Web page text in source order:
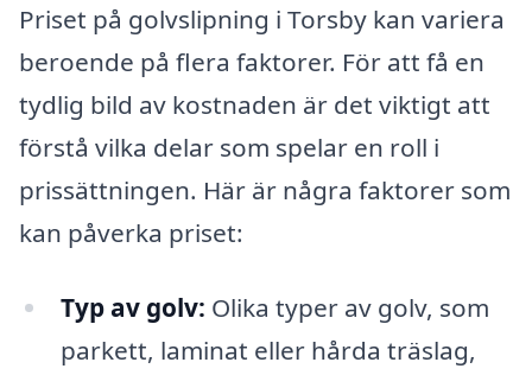
Priset på golvslipning i Torsby kan variera
beroende på flera faktorer. För att få en
tydlig bild av kostnaden är det viktigt att
förstå vilka delar som spelar en roll i
prissättningen. Här är några faktorer som
kan påverka priset:
Typ av golv: Olika typer av golv, som
parkett, laminat eller hårda träslag,